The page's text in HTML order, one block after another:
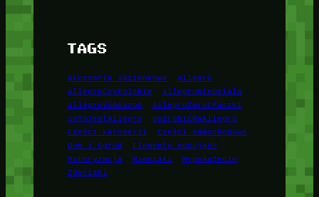
TAGS
Akcesoria łazienkowe
Allegro
allegroCzyPolskie
allegroNieDziala
allegroVsAmazon
allegroZwrotPaczki
coToJestAllegro
coZrobićNaAllegro
Części karoserii
Części samochodowe
Dom i Ogród
Elementy mocujące
Motoryzacja
Wieszaki
Wyposażenie
Zderzaki